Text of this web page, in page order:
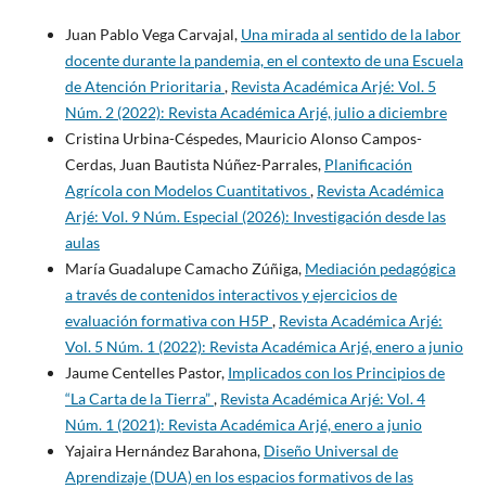
Juan Pablo Vega Carvajal, Una mirada al sentido de la labor
docente durante la pandemia, en el contexto de una Escuela
de Atención Prioritaria, Revista Académica Arjé: Vol. 5
Núm. 2 (2022): Revista Académica Arjé, julio a diciembre
Cristina Urbina-Céspedes, Mauricio Alonso Campos-
Cerdas, Juan Bautista Núñez-Parrales, Planificación
Agrícola con Modelos Cuantitativos, Revista Académica
Arjé: Vol. 9 Núm. Especial (2026): Investigación desde las
aulas
María Guadalupe Camacho Zúñiga, Mediación pedagógica
a través de contenidos interactivos y ejercicios de
evaluación formativa con H5P , Revista Académica Arjé:
Vol. 5 Núm. 1 (2022): Revista Académica Arjé, enero a junio
Jaume Centelles Pastor, Implicados con los Principios de
“La Carta de la Tierra”, Revista Académica Arjé: Vol. 4
Núm. 1 (2021): Revista Académica Arjé, enero a junio
Yajaira Hernández Barahona, Diseño Universal de
Aprendizaje (DUA) en los espacios formativos de las